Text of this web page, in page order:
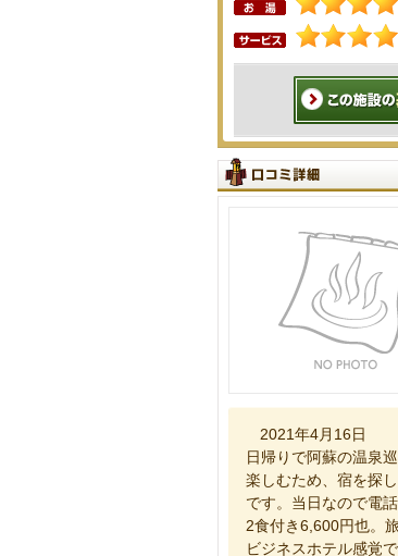
2021年4月16日
日帰りで阿蘇の温泉
楽しむため、宿を探
です。当日なので電
2食付き6,600円也。
ビジネスホテル感覚